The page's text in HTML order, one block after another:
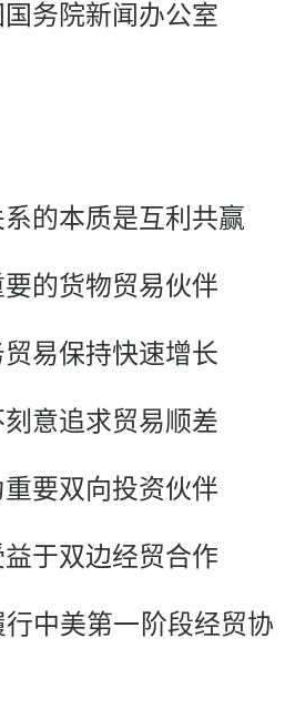
务院新闻办公室
的本质是互利共赢
要的货物贸易伙伴
贸易保持快速增长
刻意追求贸易顺差
重要双向投资伙伴
益于双边经贸合作
中美第一阶段经贸协